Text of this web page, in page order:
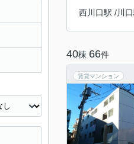
西川口駅 /川
40棟 66件
賃貸マンション